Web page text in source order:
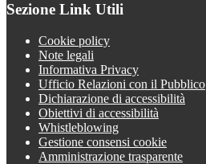
Sezione Link Utili
Cookie policy
Note legali
Informativa Privacy
Ufficio Relazioni con il Pubblico
Dichiarazione di accessibilità
Obiettivi di accessibilità
Whistleblowing
Gestione consensi cookie
Amministrazione trasparente